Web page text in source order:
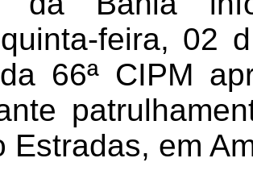
feira, 02
66ª CIPM
Estradas, em